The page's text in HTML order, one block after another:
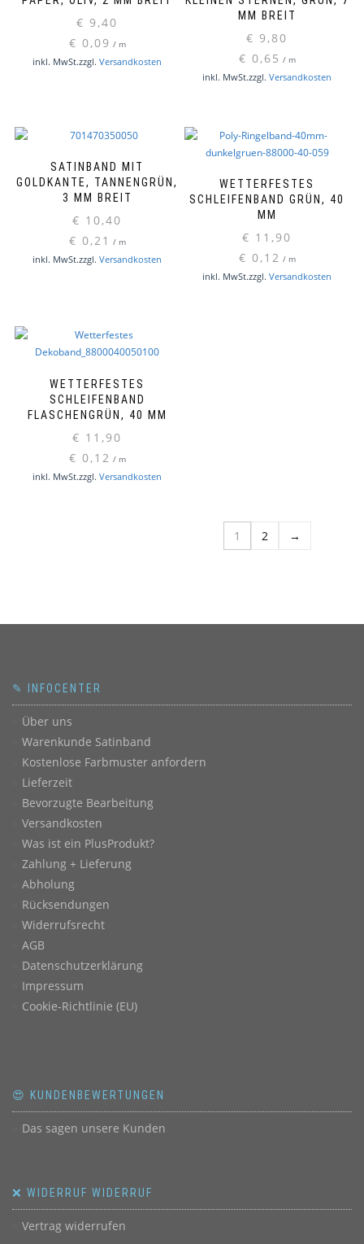
€ 9,40
€ 0,09 / m
inkl. MwSt.zzgl. Versandkosten
MM BREIT
€ 9,80
€ 0,65 / m
inkl. MwSt.zzgl. Versandkosten
SATINBAND MIT
GOLDKANTE, TANNENGRÜN,
3 MM BREIT
€ 10,40
€ 0,21 / m
inkl. MwSt.zzgl. Versandkosten
WETTERFESTES
SCHLEIFENBAND GRÜN, 40
MM
€ 11,90
€ 0,12 / m
inkl. MwSt.zzgl. Versandkosten
WETTERFESTES
SCHLEIFENBAND
FLASCHENGRÜN, 40 MM
€ 11,90
€ 0,12 / m
inkl. MwSt.zzgl. Versandkosten
1 2 →
✎ INFOCENTER
Über uns
Warenkunde Satinband
Kostenlose Farbmuster anfordern
Lieferzeit
Bevorzugte Bearbeitung
Versandkosten
Was ist ein PlusProdukt?
Zahlung + Lieferung
Abholung
Rücksendungen
Widerrufsrecht
AGB
Datenschutzerklärung
Impressum
Cookie-Richtlinie (EU)
😍 KUNDENBEWERTUNGEN
Das sagen unsere Kunden
❌ WIDERRUF WIDERRUF
Vertrag widerrufen